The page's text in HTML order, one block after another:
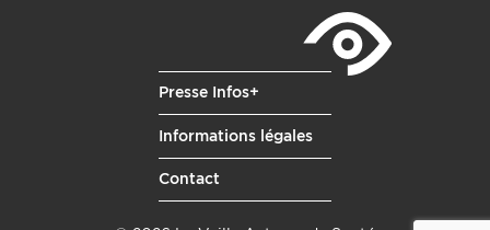
Presse Infos+
Informations légales
Contact